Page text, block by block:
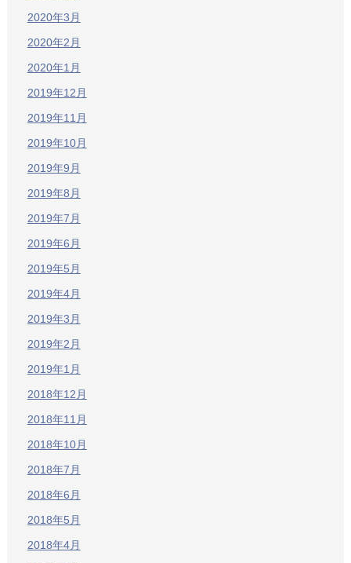
2020年3月
2020年2月
2020年1月
2019年12月
2019年11月
2019年10月
2019年9月
2019年8月
2019年7月
2019年6月
2019年5月
2019年4月
2019年3月
2019年2月
2019年1月
2018年12月
2018年11月
2018年10月
2018年7月
2018年6月
2018年5月
2018年4月